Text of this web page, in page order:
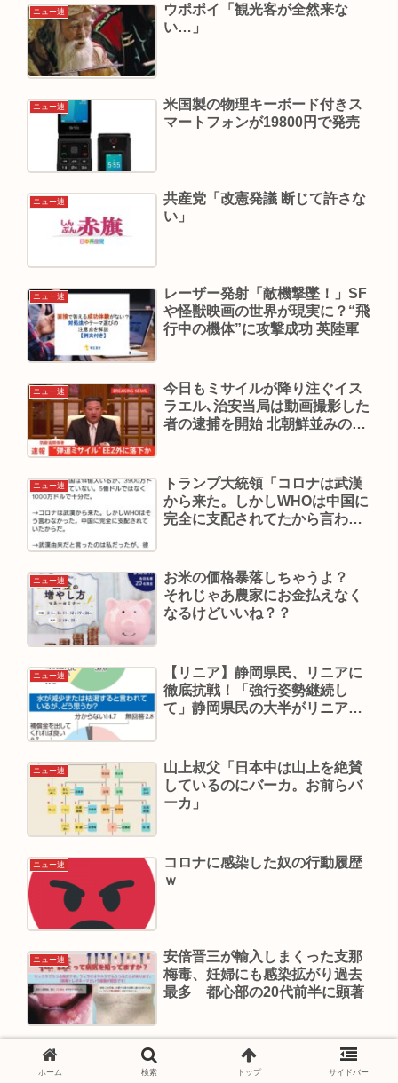
ニュー速
ウポポイ「観光客が全然来な
い…」
ニュー速
米国製の物理キーボード付きス
マートフォンが19800円で発売
ニュー速
共産党「改憲発議 断じて許さな
い」
ニュー速
レーザー発射「敵機撃墜！」SF
や怪獣映画の世界が現実に？“飛
行中の機体”に攻撃成功 英陸軍
ニュー速
今日もミサイルが降り注ぐイス
ラエル､治安当局は動画撮影した
者の逮捕を開始 北朝鮮並みの言
ニュー速
トランプ大統領「コロナは武漢
から来た。しかしWHOは中国に
完全に支配されてたから言わな
ニュー速
お米の価格暴落しちゃうよ？
それじゃあ農家にお金払えなく
なるけどいいね？？
ニュー速
【リニア】静岡県民、リニアに
徹底抗戦！「強行姿勢継続し
て」静岡県民の大半がリニア反
ニュー速
山上叔父「日本中は山上を絶賛
しているのにバーカ。お前らバ
ーカ」
ニュー速
コロナに感染した奴の行動履歴
ｗ
ニュー速
安倍晋三が輸入しまくった支那
梅毒、妊婦にも感染拡がり過去
最多 都心部の20代前半に顕著
ニュー速
大谷さん、エンゼルス時代に稼
いだほぼすべてを一平に使い込
ホーム 検索 トップ サイドバー